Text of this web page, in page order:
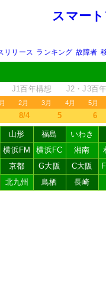
スマー
リリース ランキング 故障者
J1百年構想 J2・J3百
2月 3月 4月 5月
8/4 5 6
山形 福島
いわき
横浜FM 横浜FC 湘南
京都 G大阪 C大阪
北九州 鳥栖 長崎